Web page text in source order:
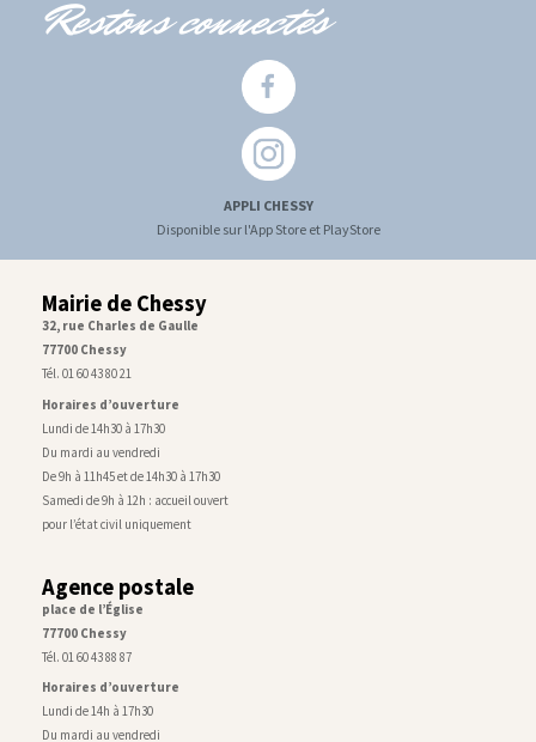
Restons connectés
APPLI CHESSY
Disponible sur l'App Store et PlayStore
Mairie de Chessy
32, rue Charles de Gaulle
77700 Chessy
Tél. 01 60 43 80 21
Horaires d’ouverture
Lundi de 14h30 à 17h30
Du mardi au vendredi
De 9h à 11h45 et de 14h30 à 17h30
Samedi de 9h à 12h : accueil ouvert
pour l’état civil uniquement
Agence postale
place de l’Église
77700 Chessy
Tél. 01 60 43 88 87
Horaires d’ouverture
Lundi de 14h à 17h30
Du mardi au vendredi